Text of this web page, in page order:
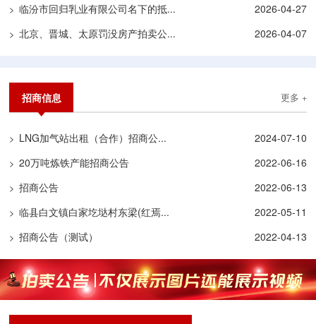
> 临汾市回归乳业有限公司名下的抵... 2026-04-27
> 北京、晋城、太原罚没房产拍卖公... 2026-04-07
招商信息 更多 +
> LNG加气站出租（合作）招商公... 2024-07-10
> 20万吨炼铁产能招商公告 2022-06-16
> 招商公告 2022-06-13
> 临县白文镇白家圪垯村东梁(红焉... 2022-05-11
> 招商公告（测试） 2022-04-13